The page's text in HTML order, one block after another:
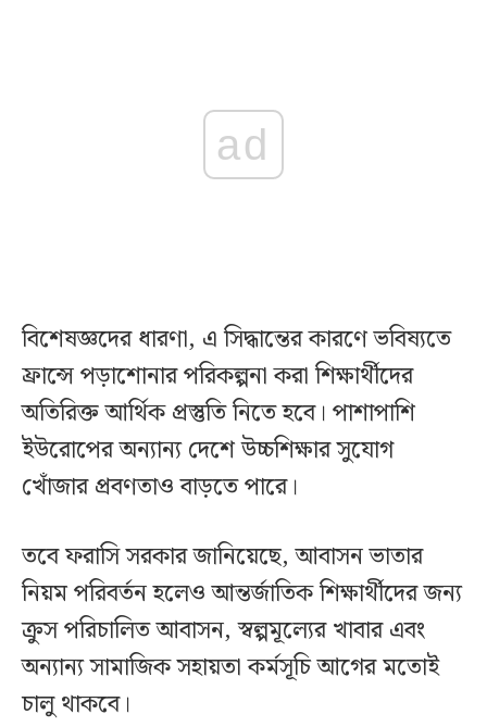
ad
বিশেষজ্ঞদের ধারণা, এ সিদ্ধান্তের কারণে ভবিষ্যতে
ফ্রান্সে পড়াশোনার পরিকল্পনা করা শিক্ষার্থীদের
অতিরিক্ত আর্থিক প্রস্তুতি নিতে হবে। পাশাপাশি
ইউরোপের অন্যান্য দেশে উচ্চশিক্ষার সুযোগ
খোঁজার প্রবণতাও বাড়তে পারে।
তবে ফরাসি সরকার জানিয়েছে, আবাসন ভাতার
নিয়ম পরিবর্তন হলেও আন্তর্জাতিক শিক্ষার্থীদের জন্য
ক্রুস পরিচালিত আবাসন, স্বল্পমূল্যের খাবার এবং
অন্যান্য সামাজিক সহায়তা কর্মসূচি আগের মতোই
চালু থাকবে।